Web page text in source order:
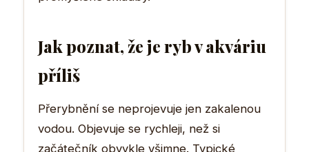
Jak poznat, že je ryb v akváriu
příliš
Přerybnění se neprojevuje jen zakalenou
vodou. Objevuje se rychleji, než si
začátečník obvykle všimne. Typické